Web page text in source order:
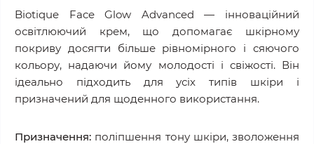
Biotique Face Glow Advanced — інноваційний
освітлюючий крем, що допомагає шкірному
покриву досягти більше рівномірного і сяючого
кольору, надаючи йому молодості і свіжості. Він
ідеально підходить для усіх типів шкіри і
призначений для щоденного використання.
Призначення: поліпшення тону шкіри, зволоження